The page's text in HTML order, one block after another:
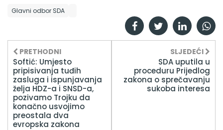
Glavni odbor SDA
PRETHODNI
Softić: Umjesto
pripisivanja tuđih
zasluga i ispunjavanja
želja HDZ-a i SNSD-a,
pozivamo Trojku da
konačno usvojimo
preostala dva
evropska zakona
SLJEDEĆI
SDA uputila u
proceduru Prijedlog
zakona o sprečavanju
sukoba interesa